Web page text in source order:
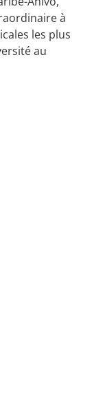
à
les plus
au